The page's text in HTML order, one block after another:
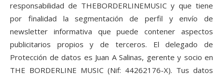
responsabilidad de THEBORDERLINEMUSIC y que tiene
por finalidad la segmentación de perfil y envío de
newsletter informativa que puede contener aspectos
publicitarios propios y de terceros. El delegado de
Protección de datos es Juan A Salinas, gerente y socio en
THE BORDERLINE MUSIC (Nif: 44262176-X). Tus datos